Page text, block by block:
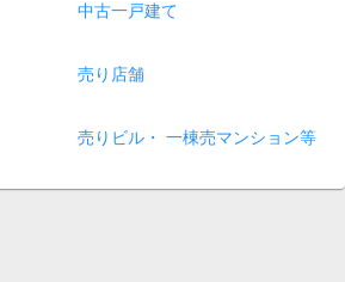
中古一戸建て
売り店舗
売りビル・ 一棟売マンション等